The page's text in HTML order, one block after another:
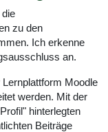
zu den
Ich erkenne
an.
Moodle
werden. Mit der
hinterlegten
Beiträge